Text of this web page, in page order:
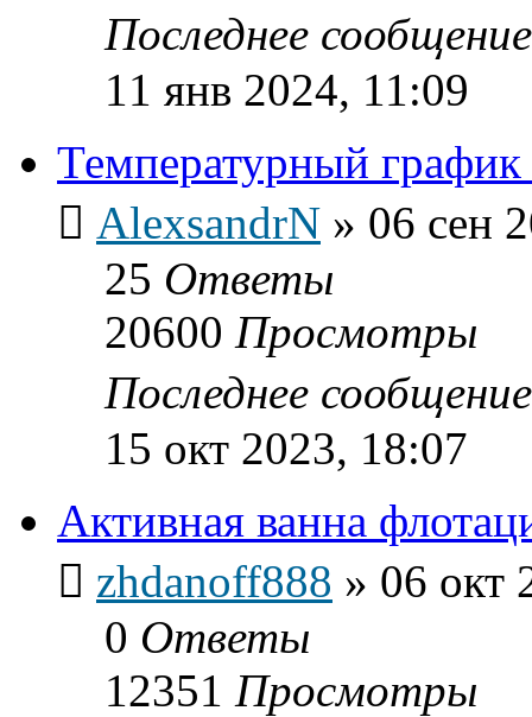
Последнее
11 янв 2024, 11:09
Температурный
AlexsandrN » 06 сен
25 Ответы
20600 Просмотры
Последнее
15 окт 2023, 18:07
Активная ванна
zhdanoff888 » 06 окт
0 Ответы
12351 Просмотры